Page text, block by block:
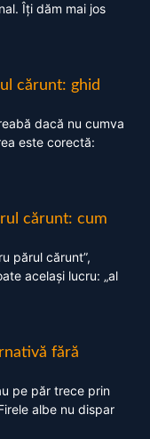
Îți dăm mai jos
cărunt: ghid
dacă nu cumva
este corectă:
cărunt: cum
părul cărunt”,
același lucru: „al
fără
pe păr trece prin
albe nu dispar